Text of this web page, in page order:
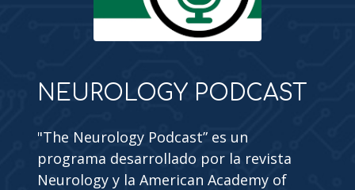
NEUROLOGY PODCAST
"The Neurology Podcast” es un
programa desarrollado por la revista
Neurology y la American Academy of